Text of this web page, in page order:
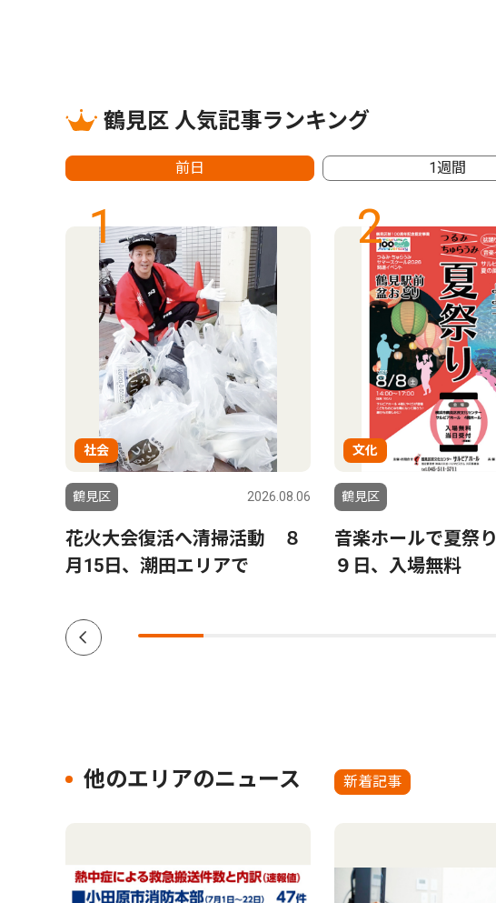
鶴見区 人気記事ランキング
前日 1週間
1
社会
鶴見区 2026.08.06
花火大会復活へ清掃活動 ８
月15日、潮田エリアで
2
文化
鶴見区
音楽ホールで夏祭
９日、入場無料
他のエリアのニュース 新着記事